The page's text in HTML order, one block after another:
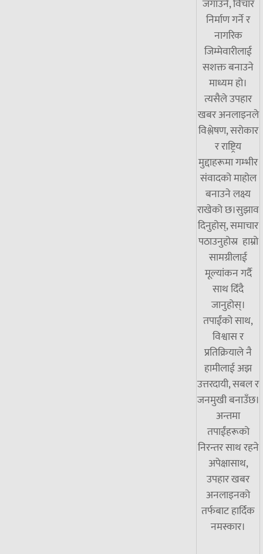
जगाउने, विचार
निर्माण गर्ने र
नागरिक
जिम्मेवारीलाई
सशक्त बनाउने
माध्यम हो।
त्यसैले उपहार
खबर अनलाइनले
विश्लेषण, सरोकार
र राष्ट्रिय
मुद्दाहरूमा गम्भीर
संवादको माहोल
बनाउने लक्ष्य
राखेको छ।सुझाव
दिनुहोस्, समाचार
पठाउनुहोस्र हाम्रो
सामग्रीलाई
मूल्यांकन गर्दै
साथ दिँदै
जानुहोस्।
तपाईंको साथ,
विश्वास र
प्रतिक्रियाले नै
हामीलाई अझ
उत्तरदायी, सबल र
जनमुखी बनाउँछ।
अन्तमा
तपाईंहरूको
निरन्तर साथ रहने
अपेक्षासाथ,
उपहार खबर
अनलाइनको
तर्फबाट हार्दिक
नमस्कार।